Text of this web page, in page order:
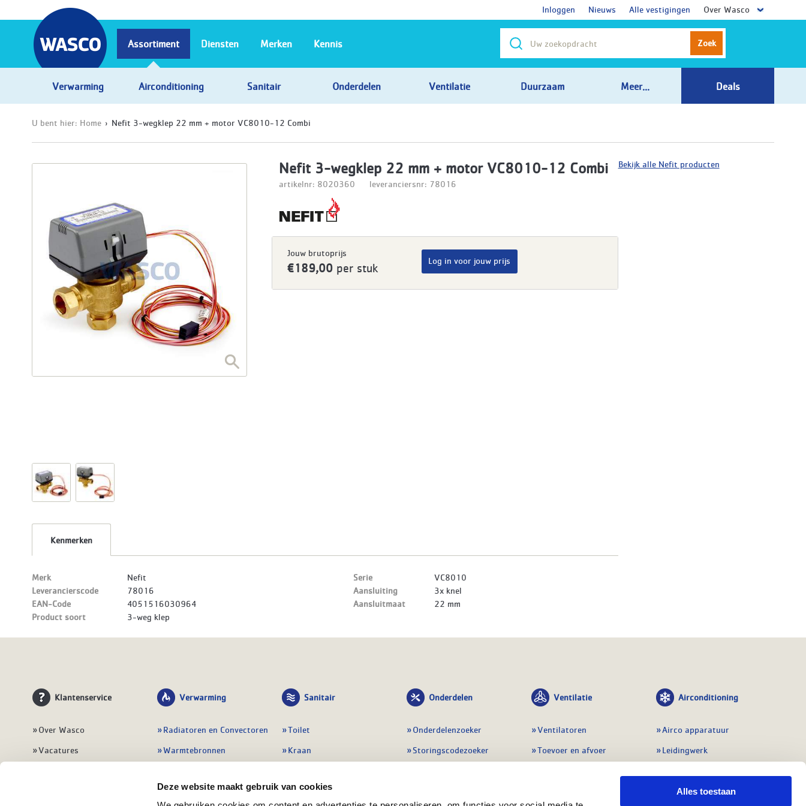
Deze website maakt gebruik van cookies
Alles toestaan
Inloggen Nieuws Alle vestigingen Over Wasco
Zoek
Assortiment
Verwarming Airconditioning Sanitair Onderdelen Ventilatie Duurzaam Meer... Deals
Diensten Merken Kennis
U bent hier: Home Nefit 3-wegklep 22 mm + motor VC8010-12 Combi
Nefit 3-wegklep 22 mm + motor VC8010-12 Combi
artikelnr: 8020360 leveranciersnr: 78016
Jouw brutoprijs
€189,00 per stuk
Log in voor jouw prijs
Kenmerken
Merk
Nefit
Leverancierscode
78016
EAN-Code
4051516030964
Product soort
3-weg klep
Serie
VC8010
Aansluiting
3x knel
Aansluitmaat
22 mm
Bekijk alle Nefit producten
Klantenservice
Over Wasco
Vacatures
Verwarming
Radiatoren en Convectoren
Warmtebronnen
Vloerverwarming
Sanitair
Toilet
Kraan
Wastafel
Onderdelen
Onderdelenzoeker
Storingscodezoeker
Ventilatie
Ventilatoren
Toevoer en afvoer
Airconditioning
Airco apparatuur
Leidingwerk
Gereedschap en